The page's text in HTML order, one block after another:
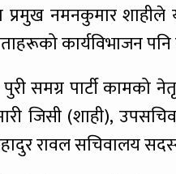
प्रमुख नमनकुमार
कार्यविभाजन
पुरी समग्र पार्टी
जिसी (शाही),
रावल सचिवालय